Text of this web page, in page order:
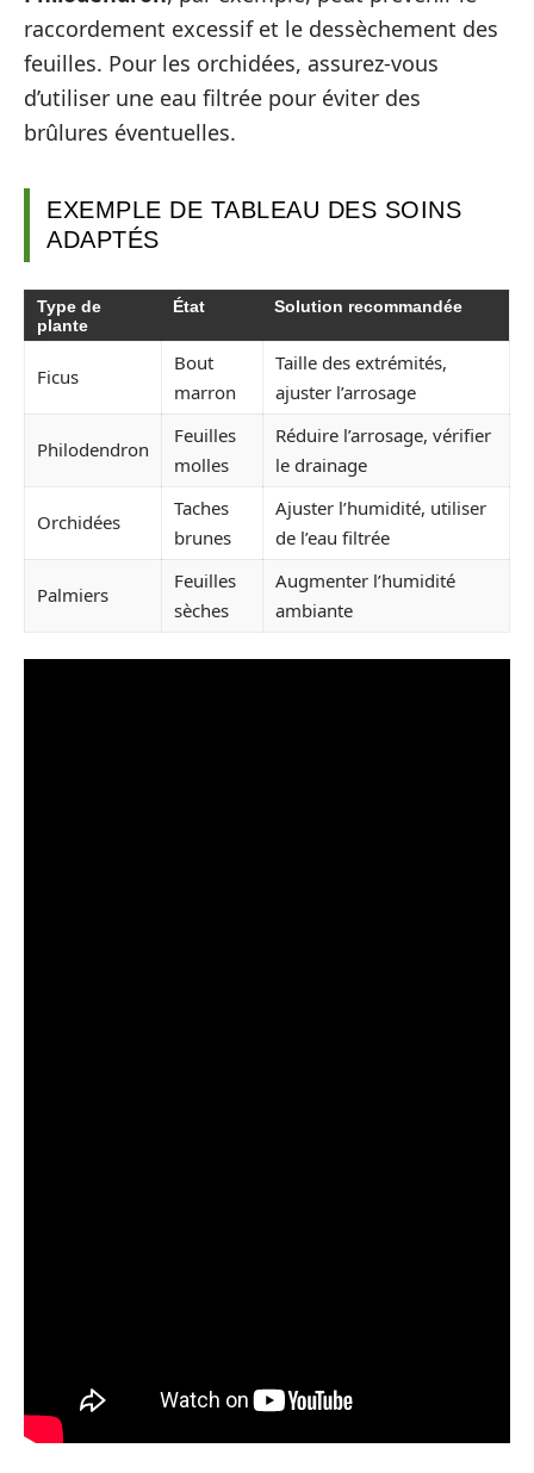
raccordement excessif et le dessèchement des
feuilles. Pour les orchidées, assurez-vous
d’utiliser une eau filtrée pour éviter des
brûlures éventuelles.
EXEMPLE DE TABLEAU DES SOINS
ADAPTÉS
Type de
plante
État Solution recommandée
Ficus
Bout
marron
Taille des extrémités,
ajuster l’arrosage
Philodendron
Feuilles
molles
Réduire l’arrosage, vérifier
le drainage
Orchidées
Taches
brunes
Ajuster l’humidité, utiliser
de l’eau filtrée
Palmiers
Feuilles
sèches
Augmenter l’humidité
ambiante